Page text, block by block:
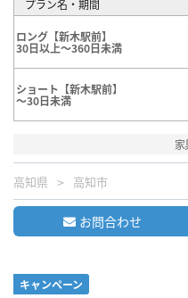
プラン名・期間
ロング【新木駅前】
30日以上～360日未満
ショート【新木駅前】
～30日未満
家
高知県 高知市
お問合わせ
キャンペーン